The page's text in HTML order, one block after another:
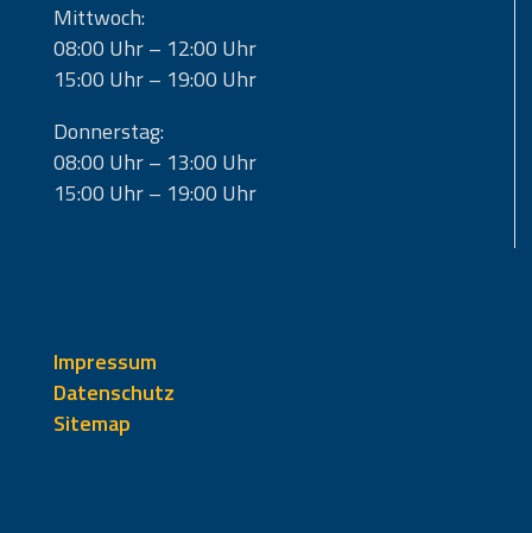
Mittwoch:
08:00 Uhr – 12:00 Uhr
15:00 Uhr – 19:00 Uhr
Donnerstag:
08:00 Uhr – 13:00 Uhr
15:00 Uhr – 19:00 Uhr
Impressum
Datenschutz
Sitemap